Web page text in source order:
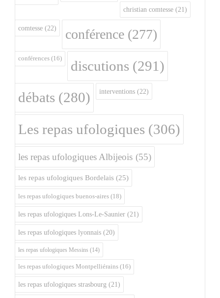
christian comtesse (21)
comtesse (22) conférence (277)
conférences (16) discutions (291)
débats (280) interventions (22)
Les repas ufologiques (306)
les repas ufologiques Albijeois (55)
les repas ufologiques Bordelais (25)
les repas ufologiques buenos-aires (18)
les repas ufologiques Lons-Le-Saunier (21)
les repas ufologiques lyonnais (20)
les repas ufologiques Messins (14)
les repas ufologiques Montpelliérains (16)
les repas ufologiques strasbourg (21)